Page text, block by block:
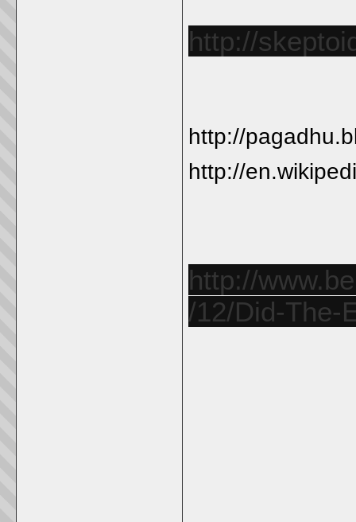
http://
http://
http://
http://
/12/Did-The-